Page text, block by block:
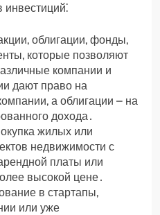
облигации, фонды,
которые позволяют
компании и
дают право на
а облигации – на
дохода․
жилых или
недвижимости с
платы или
высокой цене․
в стартапы,
или уже